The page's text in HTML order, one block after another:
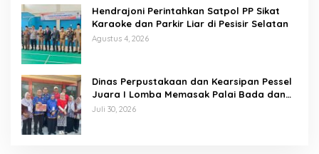
Hendrajoni Perintahkan Satpol PP Sikat
Karaoke dan Parkir Liar di Pesisir Selatan
Agustus 4, 2026
Dinas Perpustakaan dan Kearsipan Pessel
Juara I Lomba Memasak Palai Bada dan
Lamang Golek
Juli 30, 2026